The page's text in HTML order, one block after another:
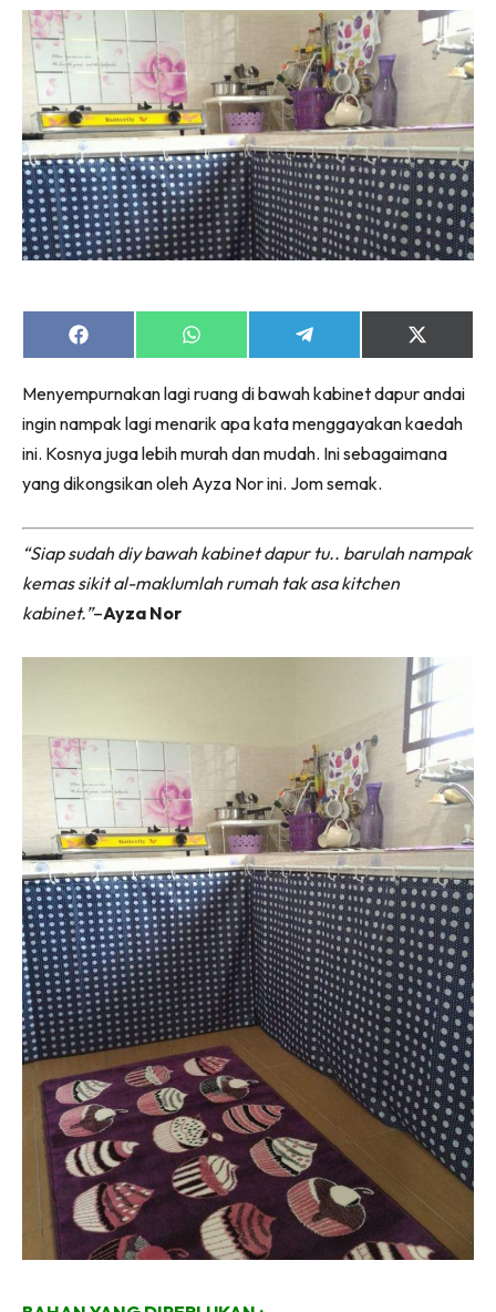
Share
on
Share
on
Share
on
Share
on
(Twitter)
Menyempurnakan lagi ruang di bawah kabinet dapur andai
ingin nampak lagi menarik apa kata menggayakan kaedah
ini. Kosnya juga lebih murah dan mudah. Ini sebagaimana
yang dikongsikan oleh Ayza Nor ini. Jom semak.
“Siap sudah diy bawah kabinet dapur tu.. barulah nampak
kemas sikit al-maklumlah rumah tak asa kitchen
kabinet.”–Ayza Nor